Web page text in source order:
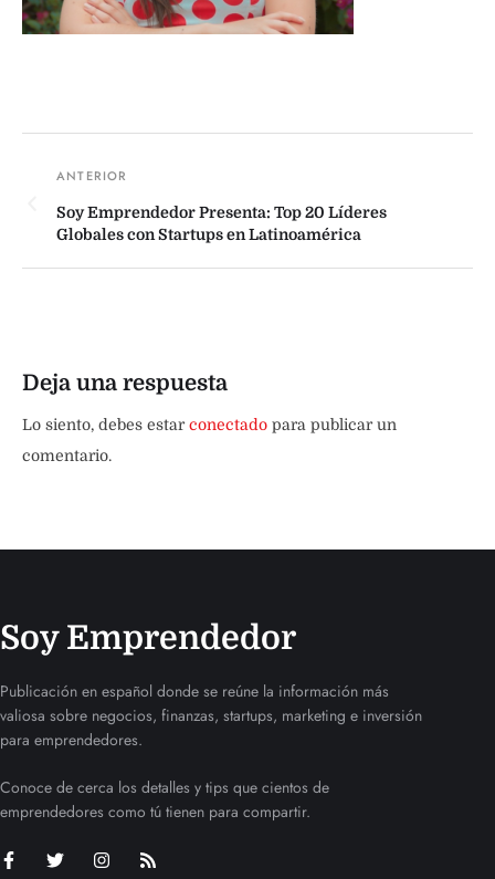
Soy Emprendedor Presenta: Top 20 Líderes
Globales con Startups en Latinoamérica
Deja una respuesta
Lo siento, debes estarconectado para publicar un
comentario.
Soy Emprendedor
Publicación en español donde se reúne la información más
valiosa sobre negocios, finanzas, startups, marketing e inversión
para emprendedores.
Conoce de cerca los detalles y tips que cientos de
emprendedores como tú tienen para compartir.